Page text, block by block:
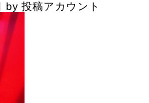
by投稿アカウント